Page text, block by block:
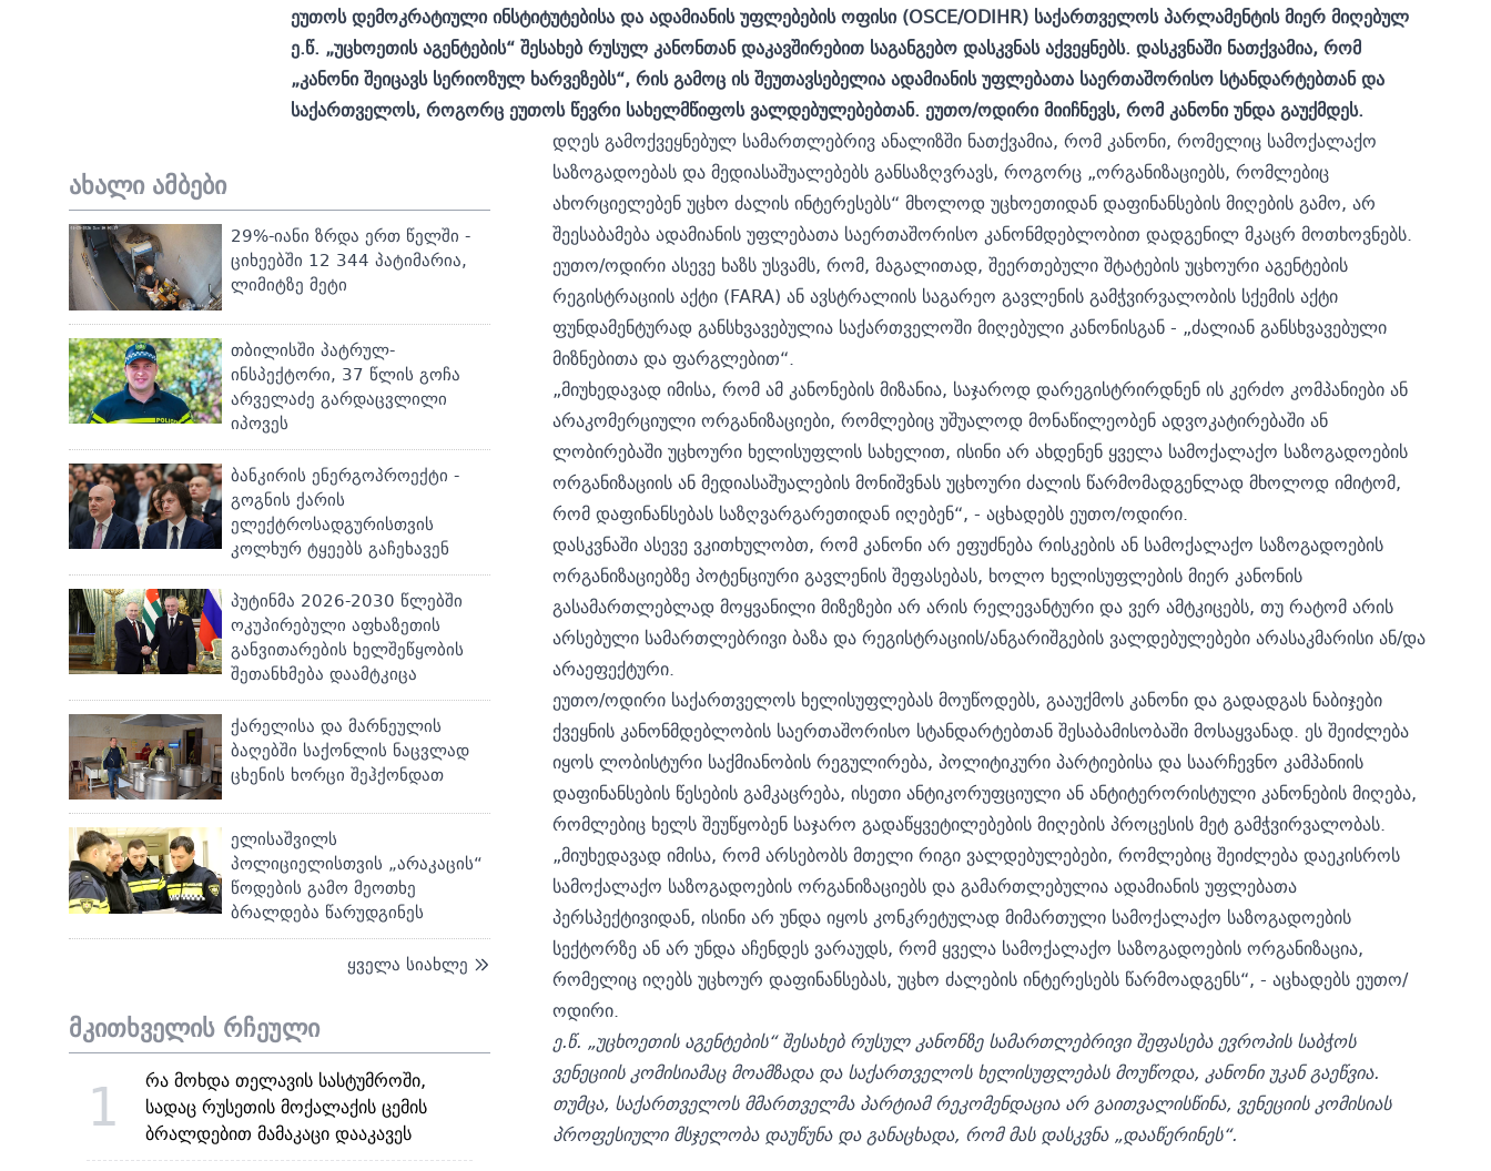
ეუთოს დემოკრატიული ინსტიტუტებისა და ადამიანის უფლებების ოფისი (OSCE/ODIHR) საქართველოს პარლამენტის მიერ მიღებულ
ე.წ. „უცხოეთის აგენტების“ შესახებ რუსულ კანონთან დაკავშირებით საგანგებო დასკვნას აქვეყნებს. დასკვნაში ნათქვამია, რომ
„კანონი შეიცავს სერიოზულ ხარვეზებს“, რის გამოც ის შეუთავსებელია ადამიანის უფლებათა საერთაშორისო სტანდარტებთან და
საქართველოს, როგორც ეუთოს წევრი სახელმწიფოს ვალდებულებებთან. ეუთო/ოდირი მიიჩნევს, რომ კანონი უნდა გაუქმდეს.
ახალი ამბები
29%-იანი ზრდა ერთ წელში -
ციხეებში 12 344 პატიმარია,
ლიმიტზე მეტი
თბილისში პატრულ-
ინსპექტორი, 37 წლის გოჩა
არველაძე გარდაცვლილი
იპოვეს
ბანკირის ენერგოპროექტი -
გოგნის ქარის
ელექტროსადგურისთვის
კოლხურ ტყეებს გაჩეხავენ
პუტინმა 2026-2030 წლებში
ოკუპირებული აფხაზეთის
განვითარების ხელშეწყობის
შეთანხმება დაამტკიცა
ქარელისა და მარნეულის
ბაღებში საქონლის ნაცვლად
ცხენის ხორცი შეჰქონდათ
ელისაშვილს
პოლიციელისთვის „არაკაცის“
წოდების გამო მეოთხე
ბრალდება წარუდგინეს
ყველა სიახლე
მკითხველის რჩეული
1
რა მოხდა თელავის სასტუმროში,
სადაც რუსეთის მოქალაქის ცემის
ბრალდებით მამაკაცი დააკავეს
დღეს გამოქვეყნებულ სამართლებრივ ანალიზში ნათქვამია, რომ კანონი, რომელიც სამოქალაქო
საზოგადოებას და მედიასაშუალებებს განსაზღვრავს, როგორც „ორგანიზაციებს, რომლებიც
ახორციელებენ უცხო ძალის ინტერესებს“ მხოლოდ უცხოეთიდან დაფინანსების მიღების გამო, არ
შეესაბამება ადამიანის უფლებათა საერთაშორისო კანონმდებლობით დადგენილ მკაცრ მოთხოვნებს.
ეუთო/ოდირი ასევე ხაზს უსვამს, რომ, მაგალითად, შეერთებული შტატების უცხოური აგენტების
რეგისტრაციის აქტი (FARA) ან ავსტრალიის საგარეო გავლენის გამჭვირვალობის სქემის აქტი
ფუნდამენტურად განსხვავებულია საქართველოში მიღებული კანონისგან - „ძალიან განსხვავებული
მიზნებითა და ფარგლებით“.
„მიუხედავად იმისა, რომ ამ კანონების მიზანია, საჯაროდ დარეგისტრირდნენ ის კერძო კომპანიები ან
არაკომერციული ორგანიზაციები, რომლებიც უშუალოდ მონაწილეობენ ადვოკატირებაში ან
ლობირებაში უცხოური ხელისუფლის სახელით, ისინი არ ახდენენ ყველა სამოქალაქო საზოგადოების
ორგანიზაციის ან მედიასაშუალების მონიშვნას უცხოური ძალის წარმომადგენლად მხოლოდ იმიტომ,
რომ დაფინანსებას საზღვარგარეთიდან იღებენ“, - აცხადებს ეუთო/ოდირი.
დასკვნაში ასევე ვკითხულობთ, რომ კანონი არ ეფუძნება რისკების ან სამოქალაქო საზოგადოების
ორგანიზაციებზე პოტენციური გავლენის შეფასებას, ხოლო ხელისუფლების მიერ კანონის
გასამართლებლად მოყვანილი მიზეზები არ არის რელევანტური და ვერ ამტკიცებს, თუ რატომ არის
არსებული სამართლებრივი ბაზა და რეგისტრაციის/ანგარიშგების ვალდებულებები არასაკმარისი ან/და
არაეფექტური.
ეუთო/ოდირი საქართველოს ხელისუფლებას მოუწოდებს, გააუქმოს კანონი და გადადგას ნაბიჯები
ქვეყნის კანონმდებლობის საერთაშორისო სტანდარტებთან შესაბამისობაში მოსაყვანად. ეს შეიძლება
იყოს ლობისტური საქმიანობის რეგულირება, პოლიტიკური პარტიებისა და საარჩევნო კამპანიის
დაფინანსების წესების გამკაცრება, ისეთი ანტიკორუფციული ან ანტიტერორისტული კანონების მიღება,
რომლებიც ხელს შეუწყობენ საჯარო გადაწყვეტილებების მიღების პროცესის მეტ გამჭვირვალობას.
„მიუხედავად იმისა, რომ არსებობს მთელი რიგი ვალდებულებები, რომლებიც შეიძლება დაეკისროს
სამოქალაქო საზოგადოების ორგანიზაციებს და გამართლებულია ადამიანის უფლებათა
პერსპექტივიდან, ისინი არ უნდა იყოს კონკრეტულად მიმართული სამოქალაქო საზოგადოების
სექტორზე ან არ უნდა აჩენდეს ვარაუდს, რომ ყველა სამოქალაქო საზოგადოების ორგანიზაცია,
რომელიც იღებს უცხოურ დაფინანსებას, უცხო ძალების ინტერესებს წარმოადგენს“, - აცხადებს ეუთო/
ოდირი.
ე.წ. „უცხოეთის აგენტების“ შესახებ რუსულ კანონზე სამართლებრივი შეფასება ევროპის საბჭოს
ვენეციის კომისიამაცმოამზადა და საქართველოს ხელისუფლებას მოუწოდა, კანონი უკან გაეწვია.
თუმცა, საქართველოს მმართველმა პარტიამ რეკომენდაცია არ გაითვალისწინა, ვენეციის კომისიას
პროფესიული მსჯელობა დაუწუნა და განაცხადა, რომ მას დასკვნა „დააწერინეს“.